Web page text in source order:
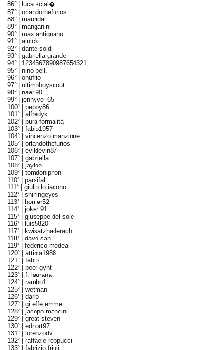
86° |
luca scial�
87° | orlandothefurios
88° | mauridal
89° | manganini
90° | max.antignano
91° | alnick
92° | dante soldi
93° | gabriella grande
94° | 1234567890987654321
95° | nino pell.
96° | onufrio
97° | ultimoboyscout
98° | naar.90
99° | jennyve_65
100° | peppy86
101° | alfredyk
102° | pura formalità
103° | fabio1957
104° | vincenzo manzione
105° | orlandothefurios
106° | evildevin87
107° | gabriella
108° | jaylee
109° | tomdoniphon
110° | parsifal
111° | giulio lo iacono
112° | shiningeyes
113° |
homer52
114° | joker 91
115° | giuseppe del sole
116° |
luis5820
117° |
kwisatzhaderach
118° | dave san
119° | federico medea
120° | attinia1988
121° | fabio
122° | peer gynt
123° | f. laurana
124° | rambo1
125° | wetman
126° | dario
127° | gi.effe.emme.
128° | jacopo mancini
129° | great steven
130° | ednort97
131° |
lorenzodv
132° | raffaele reppucci
133° | fabrizio friuli